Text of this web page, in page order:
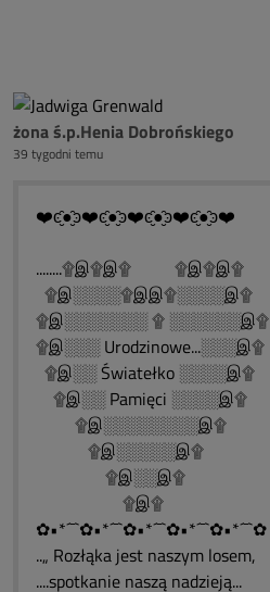
żona ś.p.Henia Dobrońskiego
39 tygodni temu
❤️ͼ̮̑●̮̑ͽ❤️ͼ̮̑●̮̑ͽ❤️ͼ̮̑●̮̑ͽ❤️ͼ̮̑●̮̑ͽ❤️
........۩இ۩இ۩ ۩இ۩இ۩
۩இ░░░░۩இஇ۩░░░░இ۩
۩இ░░░░░░░ ۩ ░░░░░░இ۩
۩இ░░░ Urodzinowe...░░░இ۩
۩இ░░ Światełko ░░░░இ۩
۩இ░░ Pamięci ░░░░இ۩
۩இ░░░░░░░░இ۩
۩இ░░░░░இ۩
۩இ░░இ۩
۩இ۩
✿•*´¯`✿•*´¯`✿•*´¯`✿•*´¯`✿•*´¯`✿
..„ Rozłąka jest naszym losem,
....spotkanie naszą nadzieją...